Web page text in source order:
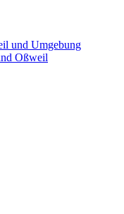
und Umgebung
Oßweil